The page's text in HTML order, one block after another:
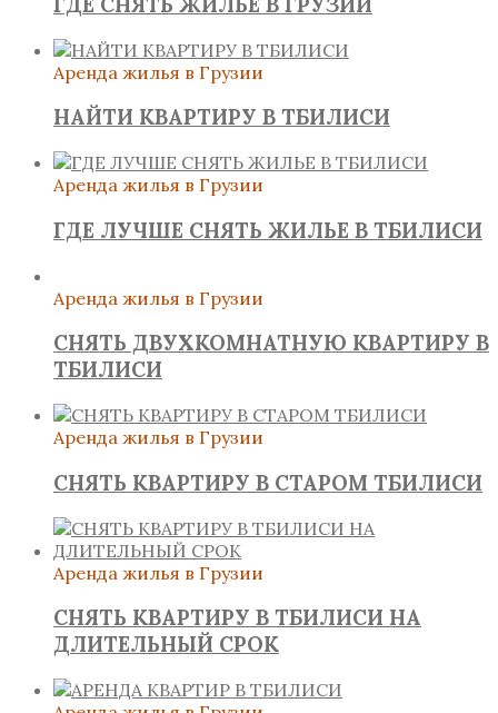
Аренда жилья в Грузии
НАЙТИ КВАРТИРУ В ТБИЛИСИ
Аренда жилья в Грузии
ГДЕ ЛУЧШЕ СНЯТЬ ЖИЛЬЕ В ТБИЛИСИ
Аренда жилья в Грузии
СНЯТЬ ДВУХКОМНАТНУЮ КВАРТИРУ В
ТБИЛИСИ
Аренда жилья в Грузии
СНЯТЬ КВАРТИРУ В СТАРОМ ТБИЛИСИ
Аренда жилья в Грузии
СНЯТЬ КВАРТИРУ В ТБИЛИСИ НА
ДЛИТЕЛЬНЫЙ СРОК